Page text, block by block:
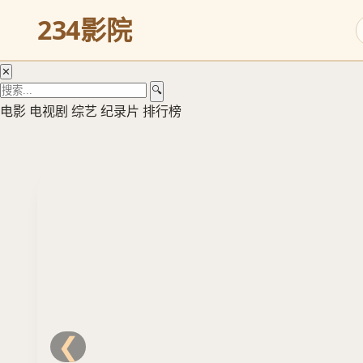
234影院
✕
🔍
电影 电视剧 综艺 纪录片 排行榜
观
立
即
观
看
❮